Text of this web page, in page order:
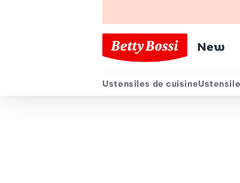
New
Menu
Ustensiles de cuisine